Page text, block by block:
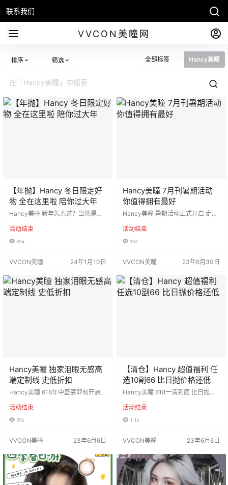
联系我们
VVCON美瞳网
排序 筛选 全部标签 Hancy美瞳
【年抛】Hancy 冬日限定好
物 全在这里啦 陪你过大年
Hancy美瞳 新年怎么过？当然是和
高舒适韩产年抛系列 一整个冬日限
定全在这里啦✔️ 新年好物价：138/1
详情⭐======== 发货地区：陕西
递：中通 含水量：38% 基弧BC：8.
6 工厂…
活动结束
824
VVCON美瞳 24年1月10日
Hancy美瞳 7月刊暑期活动
你值得拥有最好
Hancy美瞳 暑期活动正式开启 走哪
最好 活动价：168/1副，268/2副 活
动时间：2023年7月1日-直到下次
周期：年抛 默认快递：中通 含水
codi/vaseen工厂 含硅水凝胶 度数
范围：0-1000度，…
活动结束
963
VVCON美瞳 23年6月30日
Hancy美瞳 独家泪眼无感高
端定制线 史低折扣
Hancy美瞳 618年中盛宴即刻开启 A
路️‍️‍️‍ 独家泪眼无感高端定制线 还不快
来体验高端舒适度 活动价：99/1副
活动时间：2023年6月10日-6月30
= 发货地区：陕西省西安市 佩戴周
活动结束
896
VVCON美瞳 23年6月6日
【清仓】Hancy 超值福利 任
选10副66 比日抛价格还低
Hancy美瞳 618一清到底 比日抛价
无售后，缺货随机❗️ 最高品质韩产美
瞳清仓打折不犹豫 活动价：任选10
副66（缺货随机无售后） 活动时
====⭐发货详情⭐======== 发货
抛 默认快递：中通 工厂材质：icod
i/vasee…
活动结束
1.1k
VVCON美瞳 23年6月6日